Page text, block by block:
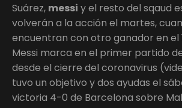
Suárez, messi y el resto del sqaud
volverán a la acción el martes,
encuentran con otro ganador en el
Messi marca en el primer partido
desde el cierre del coronavirus
tuvo un objetivo y dos ayudas el
victoria 4-0 de Barcelona sobre